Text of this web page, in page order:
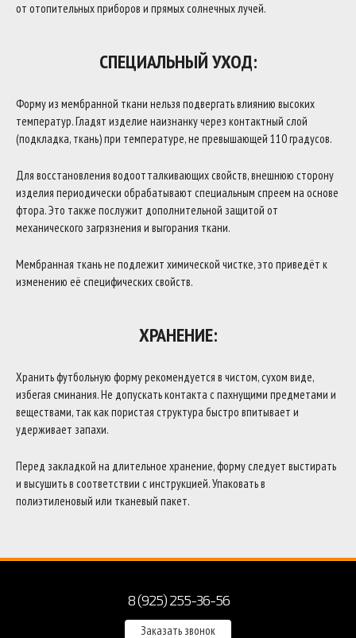
от отопительных приборов и прямых солнечных лучей.
СПЕЦИАЛЬНЫЙ УХОД:
Форму из мембранной ткани нельзя подвергать влиянию высоких
температур. Гладят изделие наизнанку через контактный слой
(подкладка, ткань) при температуре, не превышающей 110 градусов.
Для восстановления водоотталкивающих свойств, внешнюю сторону
изделия периодически обрабатывают специальным спреем на основе
фтора. Это также послужит дополнительной защитой от
механического загрязнения и выгорания ткани.
Мембранная ткань не подлежит химической чистке, это приведёт к
изменению её специфических свойств.
ХРАНЕНИЕ:
Хранить футбольную форму рекомендуется в чистом, сухом виде,
избегая сминания. Не допускать контакта с пахнущими предметами и
веществами, так как пористая структура быстро впитывает и
удерживает запахи.
Перед закладкой на длительное хранение, форму следует выстирать
и высушить в соответствии с инструкцией. Упаковать в
полиэтиленовый или тканевый пакет.
8 (925) 255-36-56
Заказать звонок